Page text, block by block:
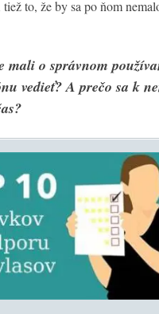
to, že by sa po ňom
mali o správnom
vedieť? A prečo sa k